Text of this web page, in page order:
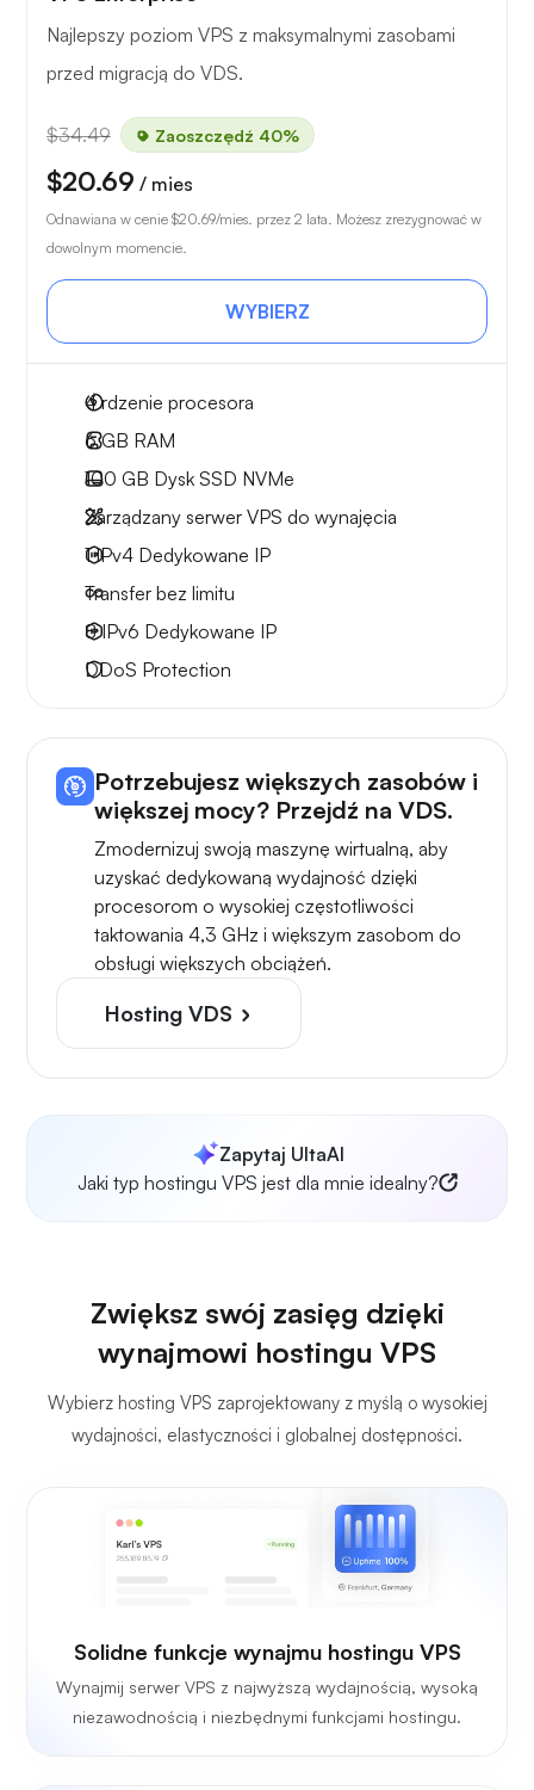
Najlepszy poziom VPS z maksymalnymi zasobami
przed migracją do VDS.
$34.49 Zaoszczędź 40%
$20.69 / mies
Odnawiana w cenie $20.69/mies. przez 2 lata. Możesz zrezygnować w
dowolnym momencie.
WYBIERZ
4rdzenie procesora
6 GB RAM
100 GB Dysk SSD NVMe
Zarządzany serwer VPS do wynajęcia
1 IPv4 Dedykowane IP
Transfer bez limitu
8 IPv6 Dedykowane IP
DDoS Protection
Potrzebujesz większych zasobów i
większej mocy? Przejdź na VDS.
Zmodernizuj swoją maszynę wirtualną, aby
uzyskać dedykowaną wydajność dzięki
procesorom o wysokiej częstotliwości
taktowania 4,3 GHz i większym zasobom do
obsługi większych obciążeń.
Hosting VDS
Zapytaj UltaAI
Jaki typ hostingu VPS jest dla mnie idealny?
Zwiększ swój zasięg dzięki
wynajmowi hostingu VPS
Wybierz hosting VPS zaprojektowany z myślą o wysokiej
wydajności, elastyczności i globalnej dostępności.
Solidne funkcje wynajmu hostingu VPS
Wynajmij serwer VPS z najwyższą wydajnością, wysoką
niezawodnością i niezbędnymi funkcjami hostingu.